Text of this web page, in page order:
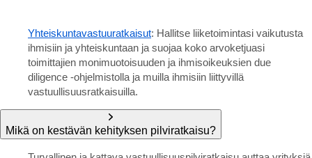
Yhteiskuntavastuuratkaisut: Hallitse liiketoimintasi vaikutusta
ihmisiin ja yhteiskuntaan ja suojaa koko arvoketjuasi
toimittajien monimuotoisuuden ja ihmisoikeuksien due
diligence -ohjelmistolla ja muilla ihmisiin liittyvillä
vastuullisuusratkaisuilla.
Mikä on kestävän kehityksen pilviratkaisu?